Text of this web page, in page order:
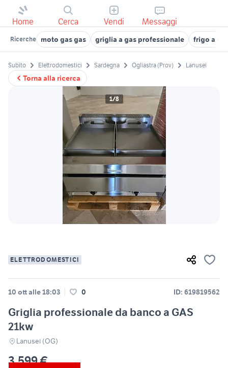
Home Cerca Vendi Messaggi
Ricerche moto gas gas griglia a gas professionale frigo a
Torna alla ricerca
Subito Elettrodomestici Sardegna Ogliastra (Prov) Lanusei
1/8
ELETTRODOMESTICI
10 ott alle 18:03 0 ID: 619819562
Griglia professionale da banco a GAS
21kw
Lanusei (OG)
3.599 €